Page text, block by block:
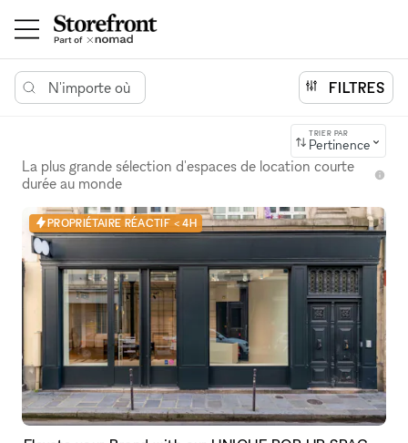
N'importe où FILTRES
TRIER PAR
Pertinence
La plus grande sélection d'espaces de location courte
durée au monde
PROPRIÉTAIRE RÉACTIF < 4H